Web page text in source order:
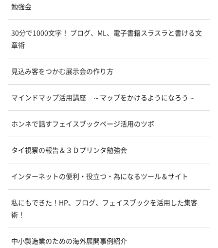
勉強会
30分で1000文字！ ブログ、ML、電子書籍スラスラと書ける文
章術
見込み客をつかむ展示会の作り方
マインドマップ活用講座 ～マップをかけるようになろう～
ホンネで話すフェイスブックページ活用のツボ
タイ視察の報告＆３Ｄプリンタ勉強会
インターネットの便利・役立つ・為になるツール＆サイト
私にもできた！HP、ブログ、フェイスブックを活用した集客
術！
中小製造業のための海外展開事例紹介